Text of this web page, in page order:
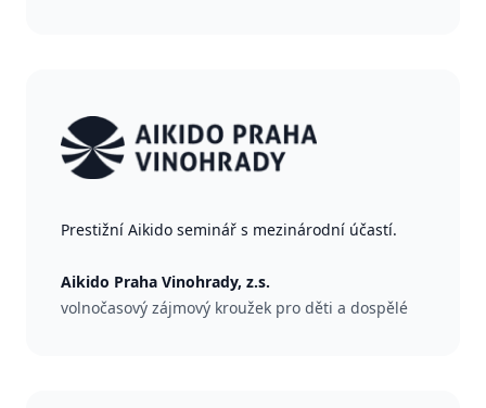
Prestižní Aikido seminář s mezinárodní účastí.
Aikido Praha Vinohrady, z.s.
volnočasový zájmový kroužek pro děti a dospělé